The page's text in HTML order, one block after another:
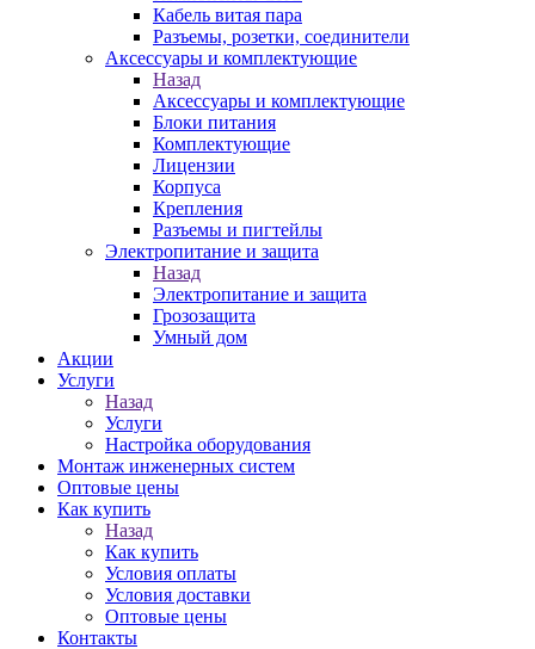
Кабель витая пара
Разъемы, розетки, соединители
Аксессуары и комплектующие
Назад
Аксессуары и комплектующие
Блоки питания
Комплектующие
Лицензии
Корпуса
Крепления
Разъемы и пигтейлы
Электропитание и защита
Назад
Электропитание и защита
Грозозащита
Умный дом
Акции
Услуги
Назад
Услуги
Настройка оборудования
Монтаж инженерных систем
Оптовые цены
Как купить
Назад
Как купить
Условия оплаты
Условия доставки
Оптовые цены
Контакты